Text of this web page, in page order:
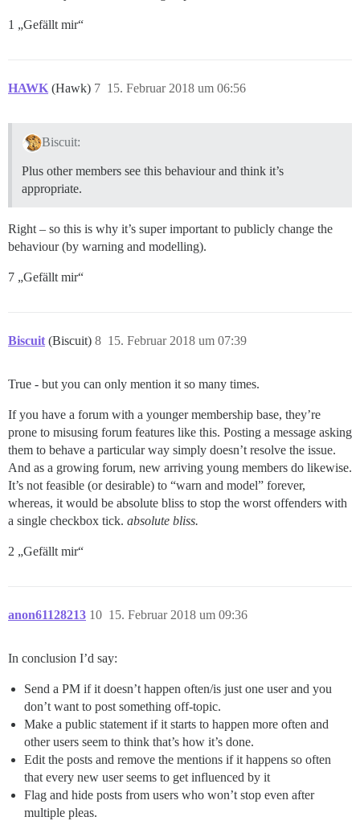
1 „Gefällt mir“
HAWK (Hawk) 15. Februar 2018 um 06:56
7
Biscuit:
Plus other members see this behaviour and think it’s
appropriate.
Right – so this is why it’s super important to publicly change the
behaviour (by warning and modelling).
7 „Gefällt mir“
Biscuit (Biscuit) 15. Februar 2018 um 07:39
8
True - but you can only mention it so many times.
If you have a forum with a younger membership base, they’re
prone to misusing forum features like this. Posting a message asking
them to behave a particular way simply doesn’t resolve the issue.
And as a growing forum, new arriving young members do likewise.
It’s not feasible (or desirable) to “warn and model” forever,
whereas, it would be absolute bliss to stop the worst offenders with
a single checkbox tick. absolute bliss.
2 „Gefällt mir“
anon61128213 15. Februar 2018 um 09:36
10
In conclusion I’d say:
Send a PM if it doesn’t happen often/is just one user and you
don’t want to post something off-topic.
Make a public statement if it starts to happen more often and
other users seem to think that’s how it’s done.
Edit the posts and remove the mentions if it happens so often
that every new user seems to get influenced by it
Flag and hide posts from users who won’t stop even after
multiple pleas.